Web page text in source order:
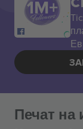
Печат на